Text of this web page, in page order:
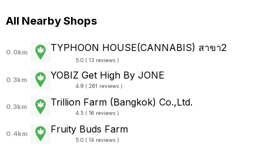
All Nearby Shops
0.0km TYPHOON HOUSE(CANNABIS) สาขา2
5.0 ( 13 reviews )
0.3km YOBIZ Get High By JONE
4.9 ( 261 reviews )
0.3km Trillion Farm (Bangkok) Co.,Ltd.
4.5 ( 16 reviews )
0.4km Fruity Buds Farm
5.0 ( 14 reviews )